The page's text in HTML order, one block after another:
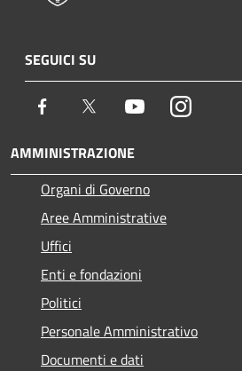
SEGUICI SU
Facebook Twitter YoutubeInstagram
AMMINISTRAZIONE
Organi di Governo
Aree Amministrative
Uffici
Enti e fondazioni
Politici
Personale Amministrativo
Documenti e dati